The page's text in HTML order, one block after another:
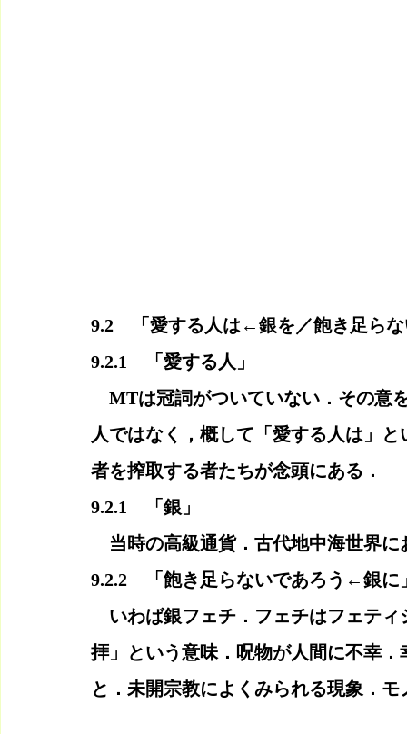
9.2　「愛する人は←銀を／飽き足ら
9.2.1　「愛する人」
MTは冠詞がついていない．その意
人ではなく，概して「愛する人は」
者を搾取する者たちが念頭にある．
9.2.1　「銀」
当時の高級通貨．古代地中海世界に
9.2.2　「飽き足らないであろう←銀に
いわば銀フェチ．フェチはフェティ
拝」という意味．呪物が人間に不幸
と．未開宗教によくみられる現象．